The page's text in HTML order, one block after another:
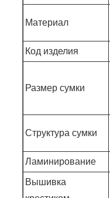
Материал
Код изделия
Размер сумки
Структура сумки
Ламинирование
Вышивка